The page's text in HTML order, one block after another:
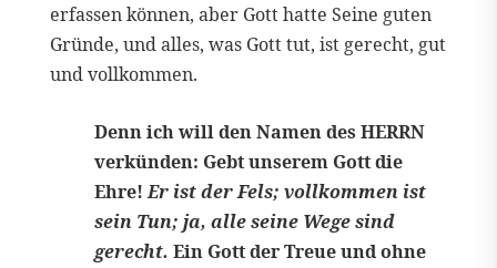
erfassen können, aber Gott hatte Seine guten
Gründe, und alles, was Gott tut, ist gerecht, gut
und vollkommen.
Denn ich will den Namen des HERRN
verkünden: Gebt unserem Gott die
Ehre!Er ist der Fels; vollkommen ist
sein Tun; ja, alle seine Wege sind
gerecht. Ein Gott der Treue und ohne